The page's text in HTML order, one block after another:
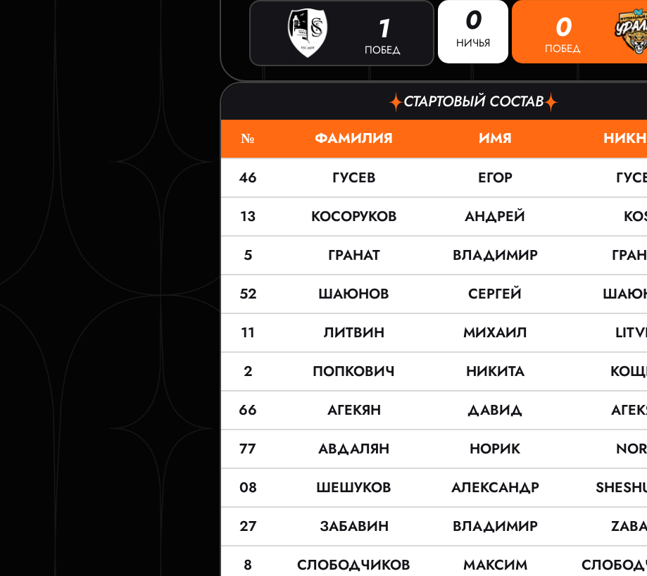
1
ПОБЕД
0
НИЧЬЯ 0
ПОБЕД
СТАРТОВЫЙ СОСТАВ
№ ФАМИЛИЯ ИМЯ
46
ГУСЕВ ЕГОР
13
КОСОРУКОВ АНДРЕЙ
5
ГРАНАТ ВЛАДИМИР
52
ШАЮНОВ СЕРГЕЙ
11
ЛИТВИН МИХАИЛ
2
ПОПКОВИЧ НИКИТА
66
АГЕКЯН ДАВИД
77
АВДАЛЯН НОРИК
08
ШЕШУКОВ АЛЕКСАНДР
27
ЗАБАВИН ВЛАДИМИР
8
СЛОБОДЧИКОВ МАКСИМ